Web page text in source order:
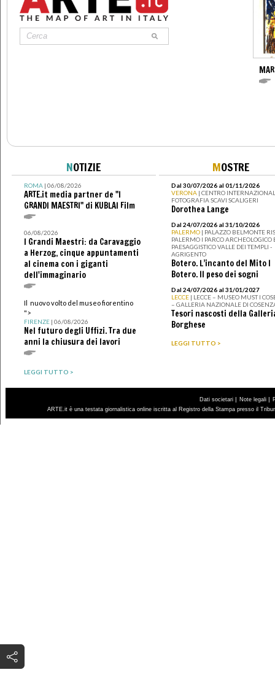
NOTIZIE
ROMA| 06/08/2026
ARTE.it media partner de "I
GRANDI MAESTRI" di KUBLAI Film
06/08/2026
I Grandi Maestri: da Caravaggio
a Herzog, cinque appuntamenti
al cinema con i giganti
dell'immaginario
Il nuovo volto del museo fiorentino
">
FIRENZE| 06/08/2026
Nel futuro degli Uffizi. Tra due
anni la chiusura dei lavori
LEGGI TUTTO >
MOSTRE
Dal 30/07/2026 al 01/11/2026
VERONA | CENTRO
FOTOGRAFIA SCAVI SCALIGERI
Dorothea Lange
Dal 24/07/2026 al 31/10/2026
PALERMO | PALAZZO BELMONTE
PALERMO I PARCO ARCHEOLOGICO
PAESAGGISTICO VALLE DEI TEMPLI -
AGRIGENTO
Botero. L’incanto del Mito I
Botero. Il peso dei sogni
Dal 24/07/2026 al 31/01/2027
LECCE | LECCE – MUSEO MUST I
– GALLERIA NAZIONALE DI
Tesori nascosti della
Borghese
LEGGI TUTTO >
Dati societari | Note legali |
ARTE.it è una testata giornalistica online iscritta al Registro della Stampa presso il